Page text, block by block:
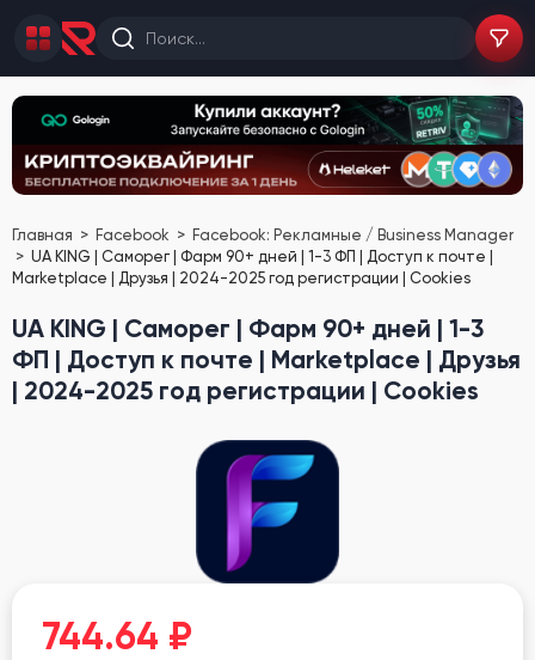
Главная Facebook
Facebook: Рекламные / Business Manager
UA KING | Саморег | Фарм 90+ дней | 1-3 ФП | Доступ к почте |
Marketplace | Друзья | 2024-2025 год регистрации | Cookies
UA KING | Саморег | Фарм 90+ дней | 1-3
ФП | Доступ к почте | Marketplace | Друзья
| 2024-2025 год регистрации | Cookies
744.64 ₽